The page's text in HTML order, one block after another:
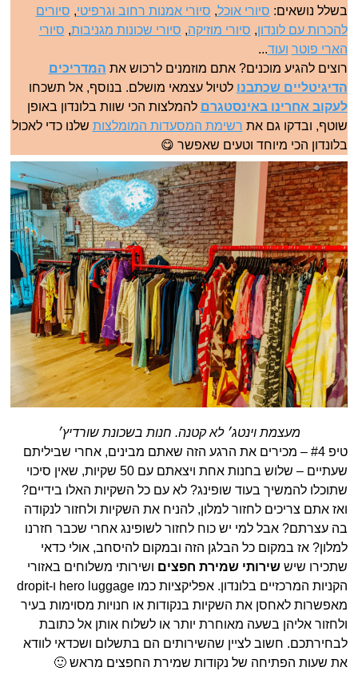
בשלל נושאים: סיורי אוכל, סיורי אמנות רחוב וגרפיטי, סיורים
להכרות עם לונדון, סיורי מוזיקה, סיורי שכונות מגניבות, סיורי
הארי פוטר ועוד...
רוצים להגיע מוכנים? אתם מוזמנים לרכוש את המדריכים
הדיגיטליים שכתבנו לטיול עצמאי מושלם. בנוסף, אל תשכחו
לעקוב אחרינו באינסטגרם להמלצות הכי שוות בלונדון באופן
שוטף, ובדקו גם את רשימת המסעדות המומלצות שלנו כדי לאכול
בלונדון הכי מיוחד וטעים שאפשר 😋
מעצמת וינטג׳ לא קטנה. חנות בשכונת שורדיץ׳
טיפ #4 – מכירים את הרגע הזה שאתם מבינים, אחרי שביליתם
שעתיים – שלוש בחנות אחת ויצאתם עם 50 שקיות, שאין סיכוי
שתוכלו להמשיך בעוד שופינג? לא עם כל השקיות האלו בידיים?
ואז אתם צריכים לחזור למלון, להניח את השקיות ולחזור לנקודה
בה עצרתם? אבל למי יש כוח לחזור לשופינג אחרי שכבר חזרנו
למלון? אז במקום כל הבלגן הזה ובמקום להיסחב, אולי כדאי
שתכירו שיששירותי שמירת חפצים ושירותי משלוחים באזורי
הקניות המרכזיים בלונדון. אפליקציות כמו hero luggage ו-dropit
מאפשרות לאחסן את השקיות בנקודות או חנויות מסוימות בעיר
ולחזור אליהן בשעה מאוחרת יותר או לשלוח אותן אל כתובת
לבחירתכם. חשוב לציין שהשירותים הם בתשלום ושכדאי לוודא
את שעות הפתיחה של נקודות שמירת החפצים מראש 🙂